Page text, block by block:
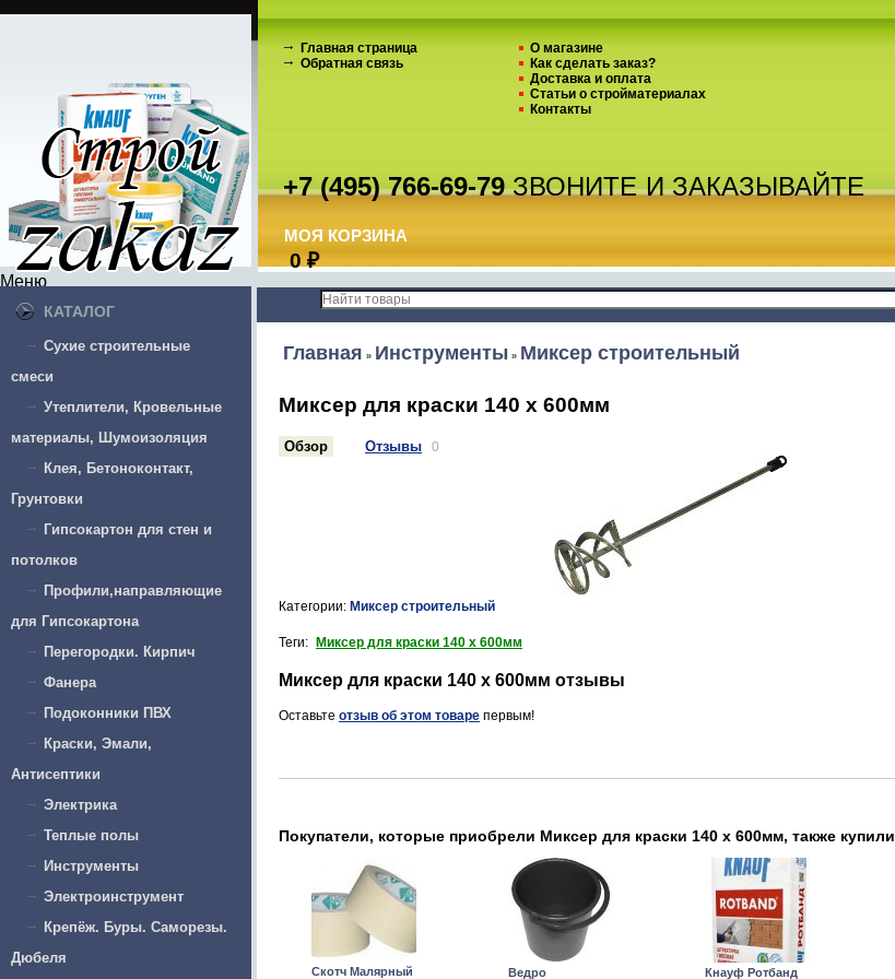
Меню
Главная страница
Обратная связь
О магазине
Как сделать заказ?
Доставка и оплата
Статьи о стройматериалах
Контакты
+7 (495) 766-69-79ЗВОНИТЕ И ЗАКАЗЫВАЙТЕ
МОЯ КОРЗИНА
0 ₽
КАТАЛОГ
Сухие строительные
смеси
Утеплители, Кровельные
материалы, Шумоизоляция
Клея, Бетоноконтакт,
Грунтовки
Гипсокартон для стен и
потолков
Профили,направляющие
для Гипсокартона
Перегородки. Кирпич
Фанера
Подоконники ПВХ
Краски, Эмали,
Антисептики
Электрика
Теплые полы
Инструменты
Электроинструмент
Крепёж. Буры. Саморезы.
Дюбеля
Главная » Инструменты » Миксер строительный
Миксер для краски 140 х 600мм
Обзор Отзывы 0
Категории: Миксер строительный
Теги: Миксер для краски 140 х 600мм
Миксер для краски 140 х 600мм отзывы
Оставьте отзыв об этом товаре первым!
Покупатели, которые приобрели Миксер для краски 140 х 600мм, также купили
Скотч Малярный
Ведро
Кнауф Ротбанд